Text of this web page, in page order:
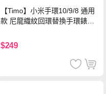
【Timo】小米手環10/9/8 通用
款 尼龍織紋回環替換手環錶帶-
$249